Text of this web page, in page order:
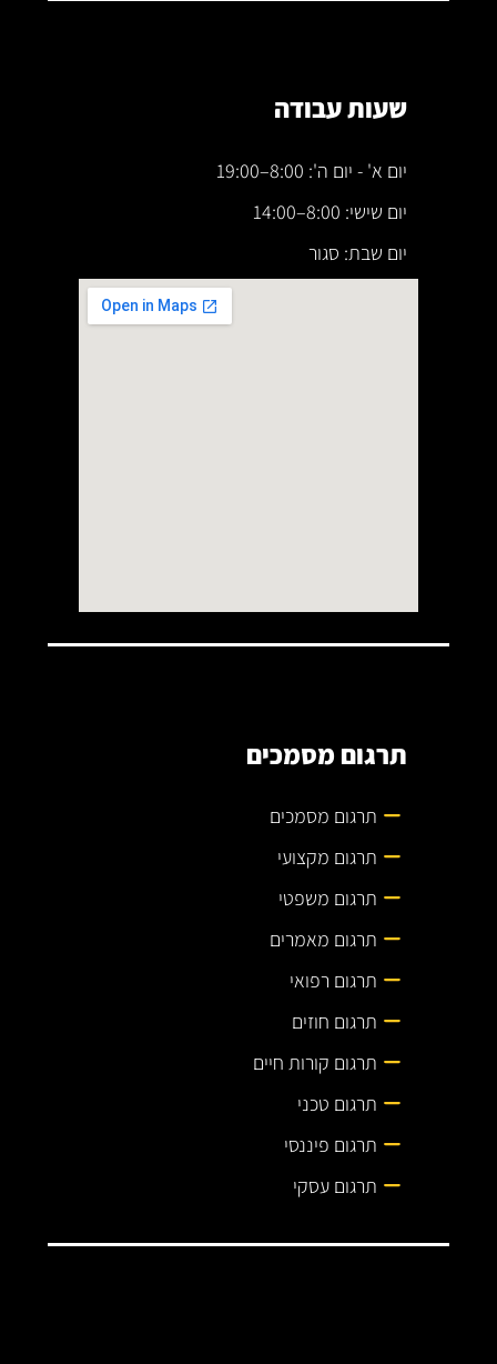
שעות עבודה
יום א' - יום ה': 8:00–19:00
יום שישי: 8:00–14:00
יום שבת: סגור
תרגום מסמכים
תרגום מסמכים
תרגום מקצועי
תרגום משפטי
תרגום מאמרים
תרגום רפואי
תרגום חוזים
תרגום קורות חיים
תרגום טכני
תרגום פיננסי
תרגום עסקי